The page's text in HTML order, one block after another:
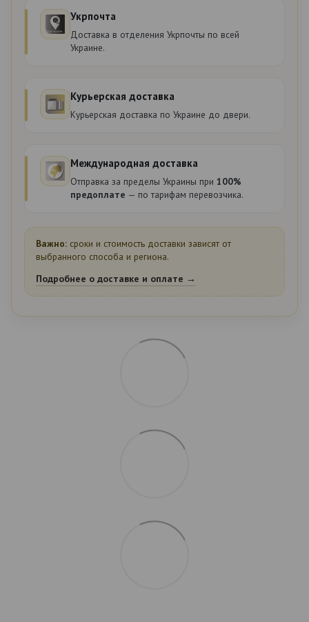
Укрпочта
Доставка в отделения Укрпочты по всей
Украине.
Курьерская доставка
Курьерская доставка по Украине до двери.
Международная доставка
Отправка за пределы Украины при 100%
предоплате — по тарифам перевозчика.
Важно: сроки и стоимость доставки зависят от
выбранного способа и региона.
Подробнее о доставке и оплате →